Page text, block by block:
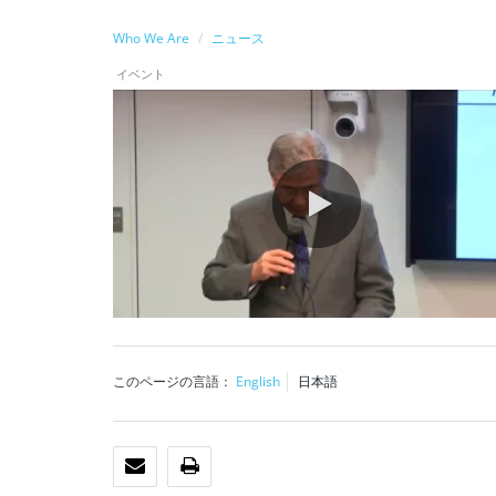
Who We Are ニュース
イベント
0:00 / 90:54
このページの言語： English 日本語
Eメール